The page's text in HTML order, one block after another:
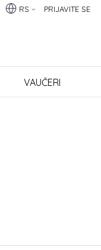
PRIJAVITE SE
RS
VAUČERI